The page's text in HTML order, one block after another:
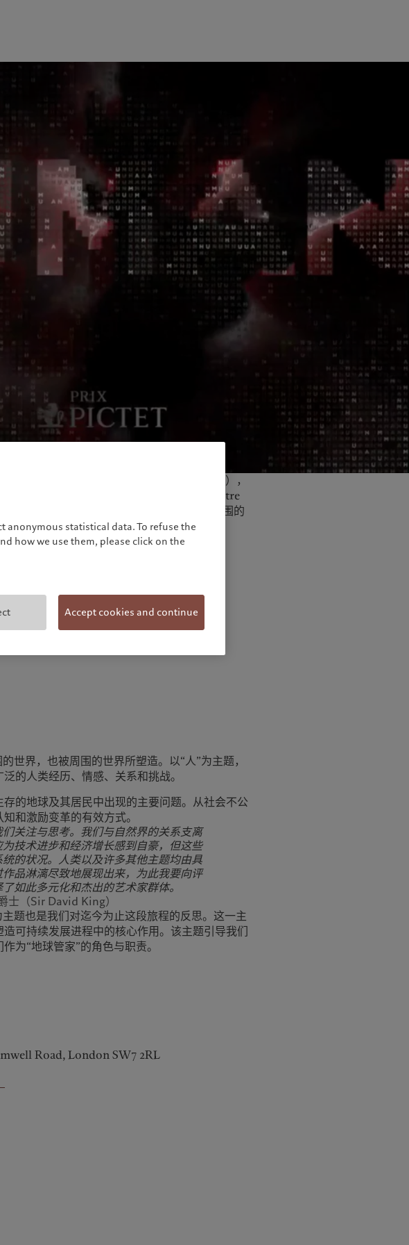
中国离岸
|
别行政区
新加坡
Bahamas
Canada (fr)
United States
奖项的摄影师名单。2023年7月6日（星期四），
）开幕周的一部分，在古代剧场（Théâtre
执行总监伊莎贝尔•冯•里宾特洛甫公布了入围的
世界，也被周围的世界所塑造。以“人”为主题，
的人类经历、情感、关系和挑战。
的地球及其居民中出现的主要问题。从社会不公
和激励变革的有效方式。
关注与思考。我们与自然界的关系支离
技术进步和经济增长感到自豪，但这些
的状况。人类以及许多其他主题均由具
品淋漓尽致地展现出来，为此我要向评
如此多元化和杰出的艺术家群体。
士（Sir David King）
题也是我们对迄今为止这段旅程的反思。这一主
可持续发展进程中的核心作用。该主题引导我们
为“地球管家”的角色与职责。
Road, London SW7 2RL
anonymous statistical data. To refuse the
how we use them, please click on the
Accept cookies and continue